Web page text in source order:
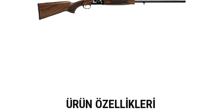
ÜRÜN ÖZELLİKLERİ